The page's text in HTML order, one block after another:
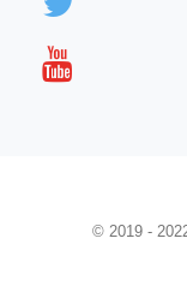
© 2019 -